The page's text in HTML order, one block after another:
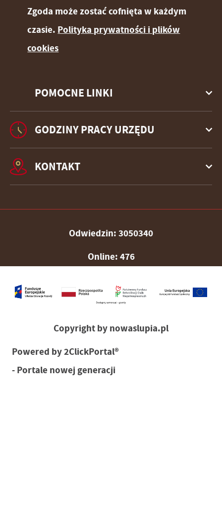
POMOCNE LINKI
Zgoda może zostać cofnięta w każdym
czasie. Polityka prywatności i plików
cookies
GODZINY PRACY URZĘDU
KONTAKT
Odwiedzin: 3050340
Online: 476
Copyright by nowaslupia.pl
Powered by2ClickPortal®
- Portale nowej generacji